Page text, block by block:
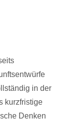
in der
kurzfristige
Denken